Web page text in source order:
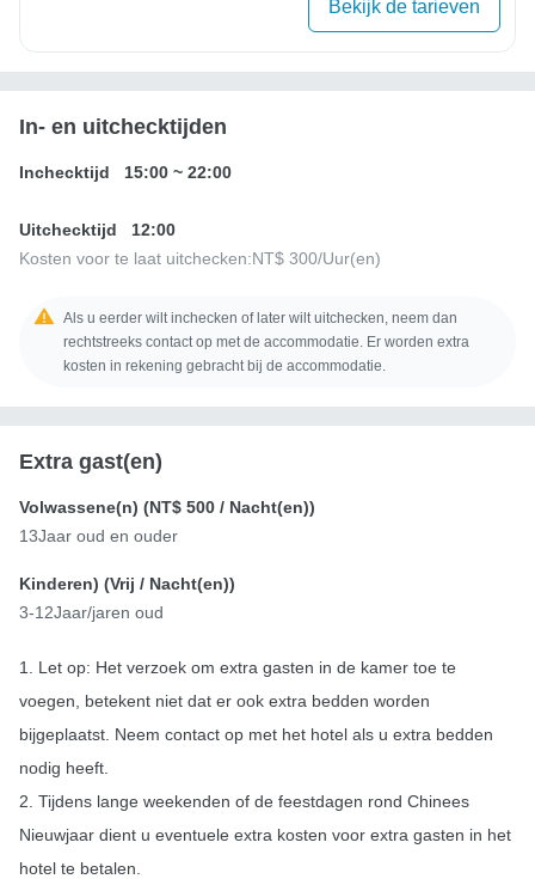
Bekijk de tarieven
In- en uitchecktijden
Inchecktijd 15:00 ~ 22:00
Uitchecktijd
12:00
Kosten voor te laat uitchecken:NT$ 300/Uur(en)
Als u eerder wilt inchecken of later wilt uitchecken, neem dan
rechtstreeks contact op met de accommodatie. Er worden extra
kosten in rekening gebracht bij de accommodatie.
Extra gast(en)
Volwassene(n) (NT$ 500 / Nacht(en))
13Jaar oud en ouder
Kinderen) (Vrij / Nacht(en))
3-12Jaar/jaren oud
1. Let op: Het verzoek om extra gasten in de kamer toe te
voegen, betekent niet dat er ook extra bedden worden
bijgeplaatst. Neem contact op met het hotel als u extra bedden
nodig heeft.
2. Tijdens lange weekenden of de feestdagen rond Chinees
Nieuwjaar dient u eventuele extra kosten voor extra gasten in het
hotel te betalen.